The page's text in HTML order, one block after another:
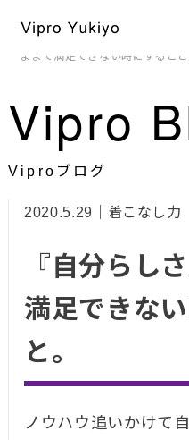
HOME> ブログ >ビジュアル戦略
ままで満足できない時にすること
Vipro
Viproブログ
2020.5.29｜着こなし力
『自分らし
満足できな
と。
ノウハウ追いかけて